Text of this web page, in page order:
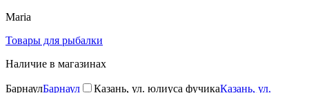
Maria
Товары для рыбалки
Наличие в магазинах
БарнаулБарнаул Казань, ул. юлиуса фучикаКазань, ул.